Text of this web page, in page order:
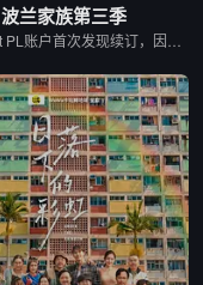
波兰家族第三季